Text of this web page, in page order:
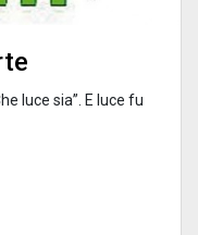
luce sia”. E luce fu